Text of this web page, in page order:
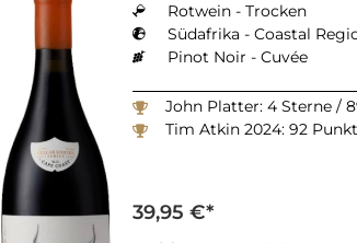
Rotwein - Trocken
Südafrika - Coastal
Pinot Noir - Cuvée
John Platter: 4 Sterne /
Tim Atkin 2024: 92
39,95 €*